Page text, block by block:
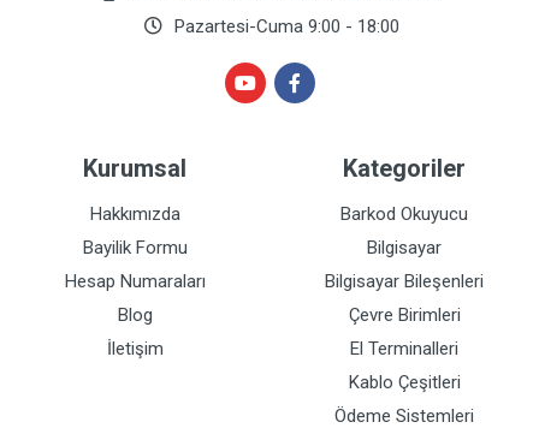
Pazartesi-Cuma 9:00 - 18:00
Kurumsal
Hakkımızda
Bayilik Formu
Hesap Numaraları
Blog
İletişim
Kategoriler
Barkod Okuyucu
Bilgisayar
Bilgisayar Bileşenleri
Çevre Birimleri
El Terminalleri
Kablo Çeşitleri
Ödeme Sistemleri